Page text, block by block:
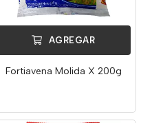
AGREGAR
Fortiavena Molida X 200g